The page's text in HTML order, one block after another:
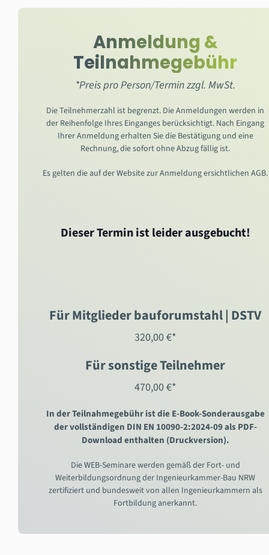
Für Mitglieder bauforumstahl | DSTV
320,00 €*
Für sonstige Teilnehmer
470,00 €*
In der Teilnahmegebühr ist die E-Book-Sonderausgabe
der vollständigen DIN EN 10090-2:2024-09 als PDF-
Download enthalten (Druckversion).
Die WEB-Seminare werden gemäß der Fort- und
Weiterbildungsordnung der Ingenieurkammer-Bau NRW
zertifiziert und bundesweit von allen Ingenieurkammern als
Fortbildung anerkannt.
Anmeldung &
Teilnahmegebühr
*Preis pro Person/Termin zzgl. MwSt.
Die Teilnehmerzahl ist begrenzt. Die Anmeldungen werden in
der Reihenfolge Ihres Einganges berücksichtigt. Nach Eingang
Ihrer Anmeldung erhalten Sie die Bestätigung und eine
Rechnung, die sofort ohne Abzug fällig ist.
Es gelten die auf der Website zur Anmeldung ersichtlichen AGB.
Dieser Termin ist leider ausgebucht!